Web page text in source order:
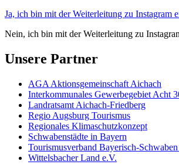
Ja, ich bin mit der Weiterleitung zu Instagram
Nein, ich bin mit der Weiterleitung zu
Unsere Partner
AGA Aktionsgemeinschaft Aichach
Interkommunales Gewerbegebiet Acht
Landratsamt Aichach-Friedberg
Regio Augsburg Tourismus
Regionales Klimaschutzkonzept
Schwabenstädte in Bayern
Tourismusverband Bayerisch-
Wittelsbacher Land e.V.